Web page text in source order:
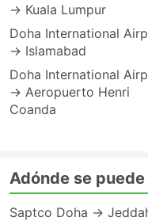
→ Kuala Lumpur
Doha International
→ Islamabad
Doha International
→ Aeropuerto Henri
Coanda
Adónde se
Saptco Doha →